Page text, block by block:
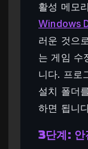
활성 메모
Windows
러운 것으
는 게임 수
니다. 프로
설치 폴더
하면 됩니
3단계: 안